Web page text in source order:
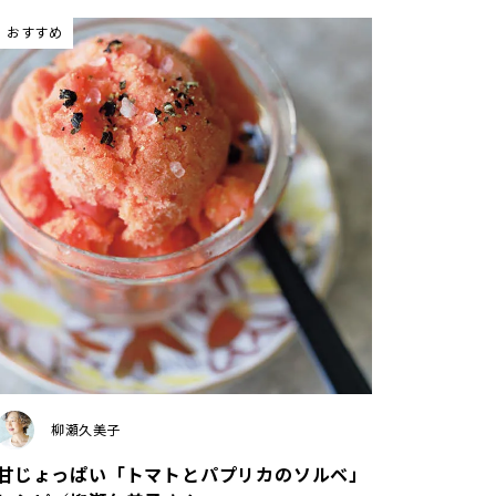
おすすめ
柳瀬久美子
じょっぱい「トマトとパプリカのソルベ」